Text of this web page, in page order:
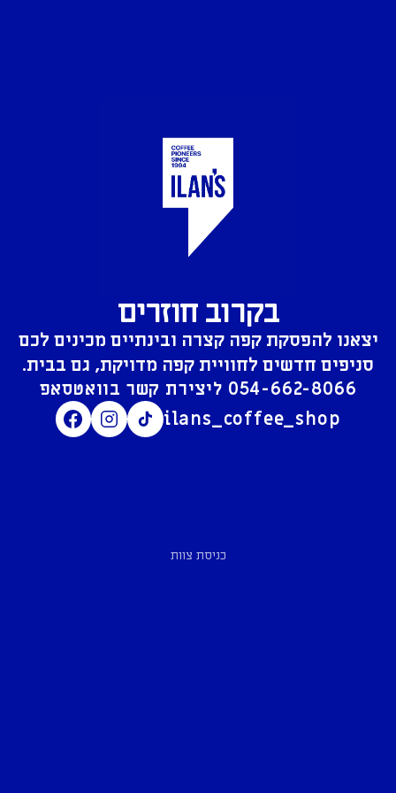
בקרוב חוזרים
יצאנו להפסקת קפה קצרה ובינתיים מכינים לכם
סניפים חדשים לחוויית קפה מדויקת, גם בבית.
054-662-8066
ilans_coffee_shop
כניסת צוות